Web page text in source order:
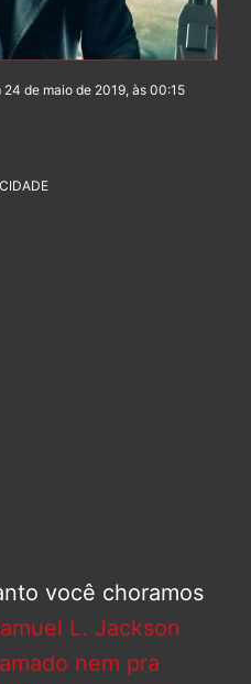
de maio de 2019, às 00:15
você choramos
L. Jackson
nem pra